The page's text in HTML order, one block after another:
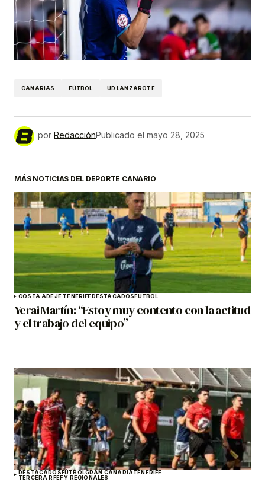
CANARIAS FÚTBOL UD LANZAROTE
por RedacciónPublicado el mayo 28, 2025
MÁS NOTICIAS DEL DEPORTE CANARIO
COSTA ADEJE TENERIFEDESTACADOSFÚTBOL
Yerai Martín: “Estoy muy contento con la actitud
y el trabajo del equipo”
DESTACADOSFÚTBOLGRAN CANARIATENERIFE
TERCERA RFEF Y REGIONALES